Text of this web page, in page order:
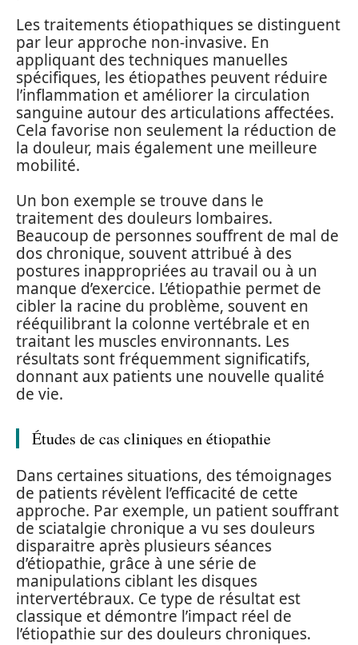
Les traitements étiopathiques se distinguent
par leur approche non-invasive. En
appliquant des techniques manuelles
spécifiques, les étiopathes peuvent réduire
l’inflammation et améliorer la circulation
sanguine autour des articulations affectées.
Cela favorise non seulement la réduction de
la douleur, mais également une meilleure
mobilité.
Un bon exemple se trouve dans le
traitement des douleurs lombaires.
Beaucoup de personnes souffrent de mal de
dos chronique, souvent attribué à des
postures inappropriées au travail ou à un
manque d’exercice. L’étiopathie permet de
cibler la racine du problème, souvent en
rééquilibrant la colonne vertébrale et en
traitant les muscles environnants. Les
résultats sont fréquemment significatifs,
donnant aux patients une nouvelle qualité
de vie.
Études de cas cliniques en étiopathie
Dans certaines situations, des témoignages
de patients révèlent l’efficacité de cette
approche. Par exemple, un patient souffrant
de sciatalgie chronique a vu ses douleurs
disparaitre après plusieurs séances
d’étiopathie, grâce à une série de
manipulations ciblant les disques
intervertébraux. Ce type de résultat est
classique et démontre l’impact réel de
l’étiopathie sur des douleurs chroniques.